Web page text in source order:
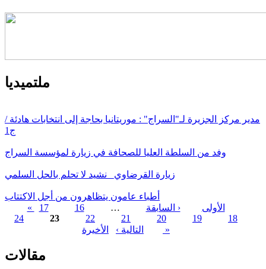
ملتميديا
مدير مركز الجزيرة لـ"السراج" : موريتانيا بحاجة إلى انتخابات هادئة /
ج1
وفد من السلطة العليا للصحافة في زيارة لمؤسسة السراج
زيارة القرضاوي_ نشيد لا تحلم بالحل السلمي
أطباء عامون يتظاهرون من أجل الاكتتاب
الصفحات
« الأولى ‹ السابقة …
16
17
18
19
20
21
22
23
24
التالية ›
الأخيرة »
مقالات